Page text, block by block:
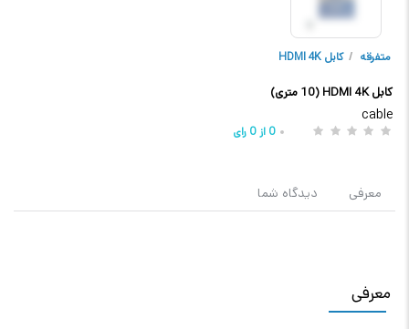
متفرقه / کابل HDMI 4K
کابل HDMI 4K (10 متری)
cable
0 از0 رای
معرفی دیدگاه شما
معرفی